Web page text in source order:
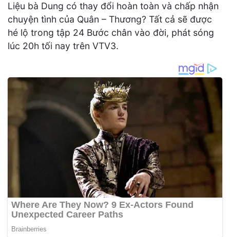
Liệu bà Dung có thay đổi hoàn toàn và chấp nhận
chuyện tình của Quân – Thương? Tất cả sẽ được
hé lộ trong tập 24 Bước chân vào đời, phát sóng
lúc 20h tối nay trên VTV3.